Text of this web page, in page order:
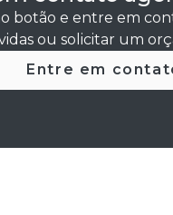
botão e entre em
ou solicitar um
Entre em